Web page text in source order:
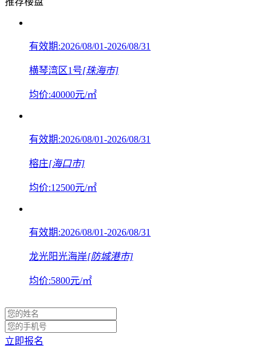
有效期:2026/08/01-2026/08/31
横琴湾区1号[珠海市]
均价:40000元/㎡
有效期:2026/08/01-2026/08/31
榕庄[海口市]
均价:12500元/㎡
有效期:2026/08/01-2026/08/31
龙光阳光海岸[防城港市]
均价:5800元/㎡
立即报名